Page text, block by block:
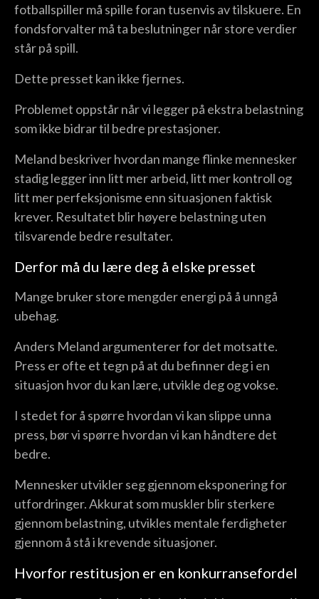
fotballspiller må spille foran tusenvis av tilskuere. En
fondsforvalter må ta beslutninger når store verdier
står på spill.
Dette presset kan ikke fjernes.
Problemet oppstår når vi legger på ekstra belastning
som ikke bidrar til bedre prestasjoner.
Meland beskriver hvordan mange flinke mennesker
stadig legger inn litt mer arbeid, litt mer kontroll og
litt mer perfeksjonisme enn situasjonen faktisk
krever. Resultatet blir høyere belastning uten
tilsvarende bedre resultater.
Derfor må du lære deg å elske presset
Mange bruker store mengder energi på å unngå
ubehag.
Anders Meland argumenterer for det motsatte.
Press er ofte et tegn på at du befinner deg i en
situasjon hvor du kan lære, utvikle deg og vokse.
I stedet for å spørre hvordan vi kan slippe unna
press, bør vi spørre hvordan vi kan håndtere det
bedre.
Mennesker utvikler seg gjennom eksponering for
utfordringer. Akkurat som muskler blir sterkere
gjennom belastning, utvikles mentale ferdigheter
gjennom å stå i krevende situasjoner.
Hvorfor restitusjon er en konkurransefordel